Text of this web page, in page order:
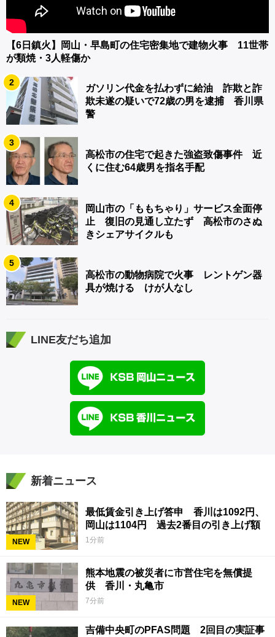
【6日鎮火】岡山・早島町の住宅密集地で建物火事 11世帯
が類焼・3人軽傷か
2
ガソリン代金を払わずに給油 詐欺と詐
欺未遂の疑いで72歳の男を逮捕 香川県
警
3
高松市の住宅で起きた強盗致傷事件 近
くに住む64歳男を指名手配
4
岡山市の「ももちゃり」サービス全面停
止 復旧の見通し立たず 高松市のさぬ
きシェアサイクルも
5
高松市の動物病院で火事 レントゲン器
具が焼ける けが人なし
LINE友だち追加
新着ニュース
NEW
最低賃金引き上げ答申 香川は1092円、
岡山は1104円 過去2番目の引き上げ額
1分前
NEW
熊本地震の被災者に市営住宅を無償提
供 香川・丸亀市
7分前
吉備中央町のPFAS問題 2回目の実証事